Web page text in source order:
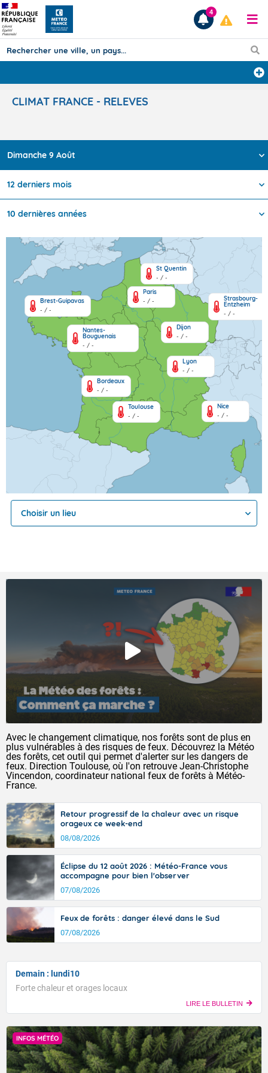
Prévisions
4
CLIMAT FRANCE - RELEVES
Dimanche 9 Août
12 derniers mois
10 dernières années
Dijon
- / -
Brest-Guipavas
- / -
Toulouse
- / -
Bordeaux
- / -
Nantes-
Bouguenais
- / -
Strasbourg-
Entzheim
- / -
Lyon
- / -
Paris
- / -
Nice
- / -
St Quentin
- / -
Choisir un lieu
Avec le changement climatique, nos forêts sont de plus en
plus vulnérables à des risques de feux. Découvrez la Météo
des forêts, cet outil qui permet d'alerter sur les dangers de
feux. Direction Toulouse, où l'on retrouve Jean-Christophe
Vincendon, coordinateur national feux de forêts à Météo-
France.
Retour progressif de la chaleur avec un risque
orageux ce week-end
08/08/2026
Éclipse du 12 août 2026 : Météo-France vous
accompagne pour bien l'observer
07/08/2026
Feux de forêts : danger élevé dans le Sud
07/08/2026
Demain : lundi10
Forte chaleur et orages locaux
LIRE LE BULLETIN
INFOS MÉTÉO